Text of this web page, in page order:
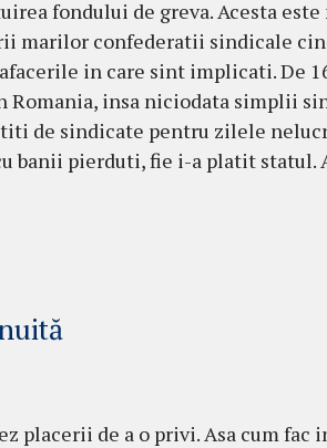
fondului de greva. Acesta
marilor confederatii sindicale
in care sint implicati. De
Romania, insa niciodata simplii
de sindicate pentru zilele
banii pierduti, fie i-a platit statul.
placerii de a o privi. Asa cum fac